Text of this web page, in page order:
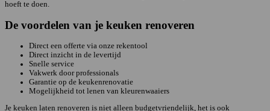
hoeft te doen.
De voordelen van je keuken renoveren
Direct een offerte via onze rekentool
Direct inzicht in de levertijd
Snelle service
Vakwerk door professionals
Garantie op de keukenrenovatie
Mogelijkheid tot lenen van kleurenwaaiers
Je keuken laten renoveren is niet alleen budgetvriendelijk, het is ook